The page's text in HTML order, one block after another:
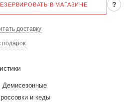
В МАГАЗИНЕ ?
доставку
подарок
Демисезонные
и кеды